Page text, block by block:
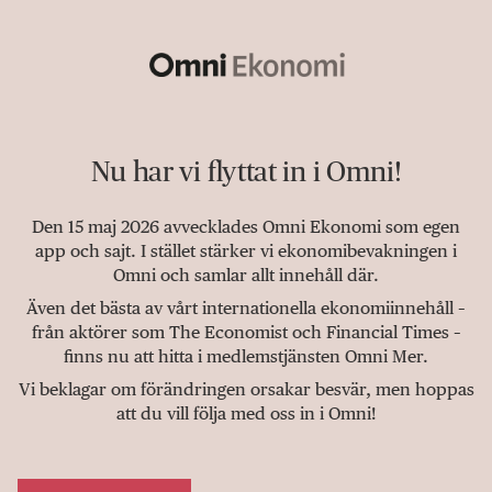
Nu har vi flyttat in i Omni!
Den 15 maj 2026 avvecklades Omni Ekonomi som egen
app och sajt. I stället stärker vi ekonomibevakningen i
Omni och samlar allt innehåll där.
Även det bästa av vårt internationella ekonomiinnehåll –
från aktörer som The Economist och Financial Times –
finns nu att hitta i medlemstjänsten Omni Mer.
Vi beklagar om förändringen orsakar besvär, men hoppas
att du vill följa med oss in i Omni!